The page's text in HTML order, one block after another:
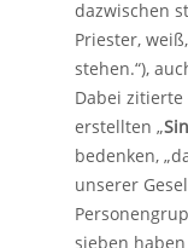
dazwischen
Priester,
stehen.“),
Dabei zitierte
erstellten „
bedenken,
unserer
sieben